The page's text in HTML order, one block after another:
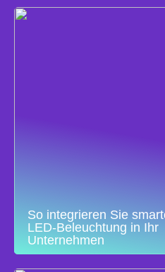
So integrieren Sie
LED-Beleuchtung in Ihr
Unternehmen